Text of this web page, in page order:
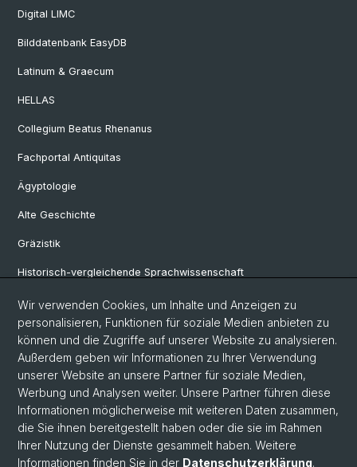
Digital LIMC
Bilddatenbank EasyDB
Latinum & Graecum
HELLAS
Collegium Beatus Rhenanus
Fachportal Antiquitas
Ägyptologie
Alte Geschichte
Gräzistik
Historisch-vergleichende Sprachwissenschaft
Klassische Archäologie
Latinistik
Ur- und Frühgeschichtliche und Provinzialrömische Archäologie
Vindonissa-Professur
© Universität Basel
Wir verwenden Cookies, um Inhalte und Anzeigen zu
personalisieren, Funktionen für soziale Medien anbieten zu
können und die Zugriffe auf unserer Website zu analysieren.
Außerdem geben wir Informationen zu Ihrer Verwendung
unserer Website an unsere Partner für soziale Medien,
Werbung und Analysen weiter. Unsere Partner führen diese
Informationen möglicherweise mit weiteren Daten zusammen,
die Sie ihnen bereitgestellt haben oder die sie im Rahmen
Ihrer Nutzung der Dienste gesammelt haben. Weitere
Informationen finden Sie in der Datenschutzerklärung.